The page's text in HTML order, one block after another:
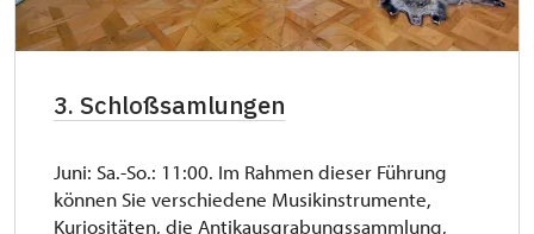
3. Schloßsamlungen
Juni: Sa.-So.: 11:00. Im Rahmen dieser Führung
können Sie verschiedene Musikinstrumente,
Kuriositäten, die Antikausgrabungssammlung,